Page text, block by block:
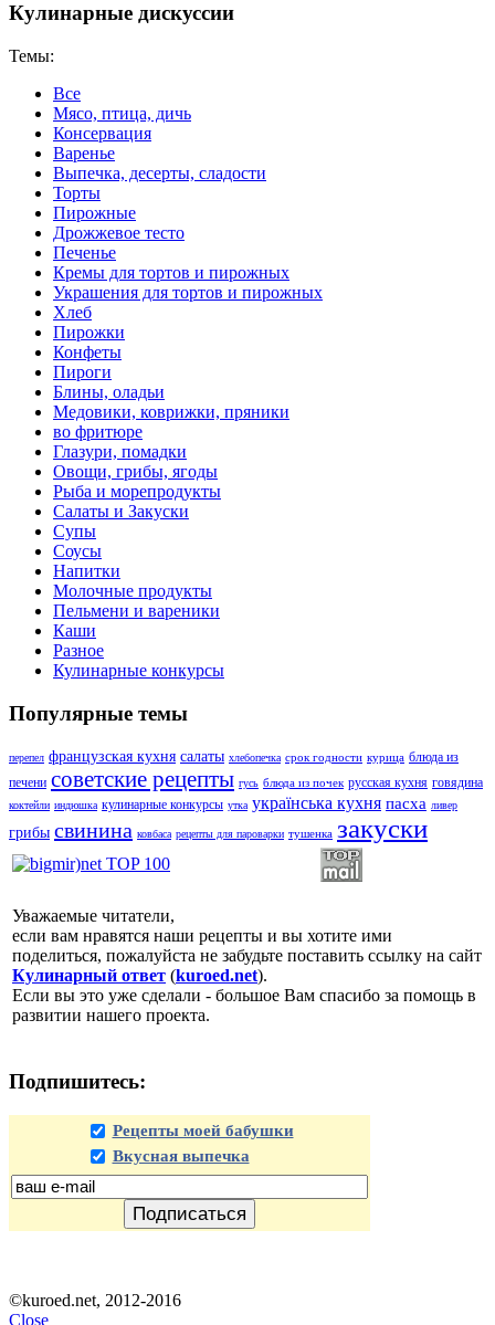
Кулинарные дискуссии
Темы:
Все
Мясо, птица, дичь
Консервация
Варенье
Выпечка, десерты, сладости
Торты
Пирожные
Дрожжевое тесто
Печенье
Кремы для тортов и пирожных
Украшения для тортов и пирожных
Хлеб
Пирожки
Конфеты
Пироги
Блины, оладьи
Медовики, коврижки, пряники
во фритюре
Глазури, помадки
Овощи, грибы, ягоды
Рыба и морепродукты
Салаты и Закуски
Супы
Соусы
Напитки
Молочные продукты
Пельмени и вареники
Каши
Разное
Кулинарные конкурсы
Популярные темы
перепел французская кухня салаты хлебопечка срок годности курица блюда из
печени советские рецепты гусь блюда из почек русская кухня говядина
коктейли индюшка кулинарные конкурсы утка українська кухня пасха ливер
грибы свинина ковбаса рецепты для пароварки тушенка закуски
Уважаемые читатели,
если вам нравятся наши рецепты и вы хотите ими
поделиться, пожалуйста не забудьте поставить ссылку на сайт
Кулинарный ответ (kuroed.net).
Если вы это уже сделали - большое Вам спасибо за помощь в
развитии нашего проекта.
Подпишитесь:
Рецепты моей бабушки
Вкусная выпечка
©kuroed.net, 2012-2016
Close